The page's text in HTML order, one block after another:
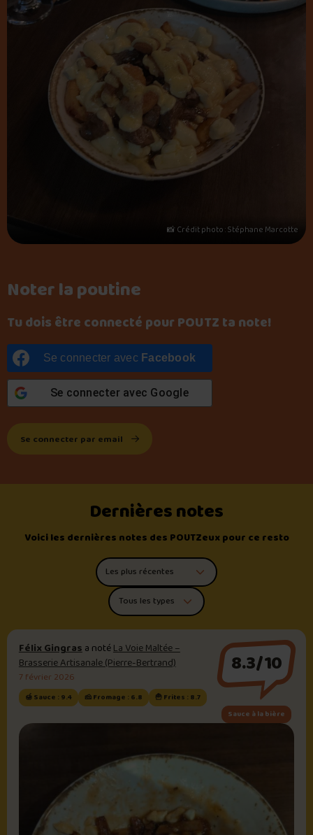
Noter la poutine
Tu dois être connecté pour POUTZ ta note!
Se connecter avec Facebook
Se connecter avec Google
Se connecter par email
📸 Crédit photo : Stéphane Marcotte
Dernières notes
Voici les dernières notes des POUTZeux pour ce resto
Trier les commentaires
Filtrer par type de poutine
Félix Gingrasa notéLa Voie Maltée –
Brasserie Artisanale (Pierre-Bertrand)
7 février 2026
🍯 Sauce : 9.4 🧀 Fromage : 6.8 🍟 Frites : 8.7
8.3/10
Sauce à la bière